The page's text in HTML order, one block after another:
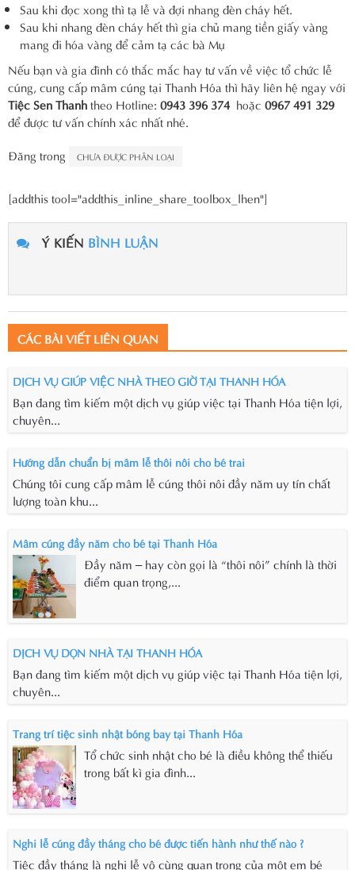
Sau khi đọc xong thì tạ lễ và đợi nhang đèn cháy hết.
Sau khi nhang đèn cháy hết thì gia chủ mang tiền giấy vàng
mang đi hóa vàng để cảm tạ các bà Mụ
Nếu bạn và gia đình có thắc mắc hay tư vấn về việc tổ chức lễ
cúng, cung cấp mâm cúng tại Thanh Hóa thì hãy liên hệ ngay với
Tiệc Sen Thanhtheo Hotline: 0943 396 374 hoặc 0967 491 329
để được tư vấn chính xác nhất nhé.
Đăng trong
CHƯA ĐƯỢC PHÂN LOẠI
[addthis tool="addthis_inline_share_toolbox_lhen"]
Ý KIẾN BÌNH LUẬN
CÁC BÀI VIẾT LIÊN QUAN
DỊCH VỤ GIÚP VIỆC NHÀ THEO GIỜ TẠI THANH HÓA
Bạn đang tìm kiếm một dịch vụ giúp việc tại Thanh Hóa tiện lợi,
chuyên...
Hướng dẫn chuẩn bị mâm lễ thôi nôi cho bé trai
Chúng tôi cung cấp mâm lễ cúng thôi nôi đầy năm uy tín chất
lượng toàn khu...
Mâm cúng đầy năm cho bé tại Thanh Hóa
Đầy năm – hay còn gọi là “thôi nôi” chính là thời
điểm quan trọng,...
DỊCH VỤ DỌN NHÀ TẠI THANH HÓA
Bạn đang tìm kiếm một dịch vụ giúp việc tại Thanh Hóa tiện lợi,
chuyên...
Trang trí tiệc sinh nhật bóng bay tại Thanh Hóa
Tổ chức sinh nhật cho bé là điều không thể thiếu
trong bất kì gia đình...
Nghi lễ cúng đầy tháng cho bé được tiến hành như thế nào ?
Tiệc đầy tháng là nghi lễ vô cùng quan trọng của một em bé